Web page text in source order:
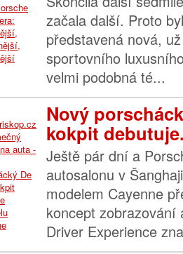
začala další. Proto
představená nová,
sportovního
velmi podobná té...
Nový
kokpit
Ještě pár dní a
autosalonu v
modelem Cayenne
koncept zobrazování
Driver Experience